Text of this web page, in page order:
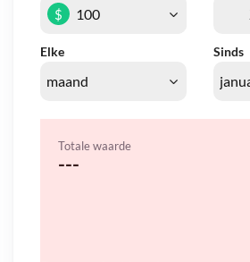
Elke Sinds
$
Totale waarde
---